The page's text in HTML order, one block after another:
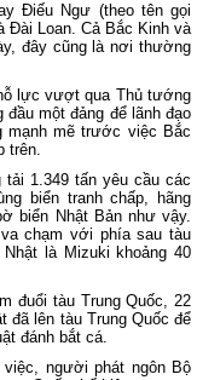
Điếu Ngư (theo tên gọi
Đài Loan. Cả Bắc Kinh và
đây cũng là nơi thường
lực vượt qua Thủ tướng
một đảng để lãnh đạo
mạnh mẽ trước việc Bắc
trên.
tải 1.349 tấn yêu cầu các
biển tranh chấp, hãng
biển Nhật Bản như vậy.
chạm với phía sau tàu
là Mizuki khoảng 40
đuổi tàu Trung Quốc, 22
đã lên tàu Trung Quốc để
đánh bắt cá.
người phát ngôn Bộ